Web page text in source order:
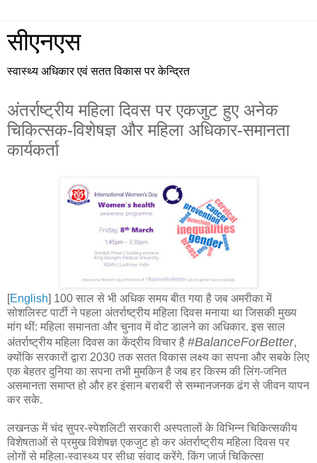
सीएनएस
स्वास्थ्य अधिकार एवं सतत विकास पर केन्द्रित
अंतर्राष्ट्रीय महिला दिवस पर एकजुट हुए अनेक
चिकित्सक-विशेषज्ञ और महिला अधिकार-समानता
कार्यकर्ता
[English] 100 साल से भी अधिक समय बीत गया है जब अमरीका में
सोशलिस्ट पार्टी ने पहला अंतर्राष्ट्रीय महिला दिवस मनाया था जिसकी मुख्य
मांग थीं: महिला समानता और चुनाव में वोट डालने का अधिकार. इस साल
अंतर्राष्ट्रीय महिला दिवस का केंद्रीय विचार है #BalanceForBetter,
क्योंकि सरकारों द्वारा 2030 तक सतत विकास लक्ष्य का सपना और सबके लिए
एक बेहतर दुनिया का सपना तभी मुमकिन है जब हर किस्म की लिंग-जनित
असमानता समाप्त हो और हर इंसान बराबरी से सम्मानजनक ढंग से जीवन यापन
कर सके.
लखनऊ में चंद सुपर-स्पेशलिटी सरकारी अस्पतालों के विभिन्न चिकित्सकीय
विशेषताओं से प्रमुख विशेषज्ञ एकजुट हो कर अंतर्राष्ट्रीय महिला दिवस पर
लोगों से महिला-स्वास्थ्य पर सीधा संवाद करेंगे. किंग जार्ज चिकित्सा